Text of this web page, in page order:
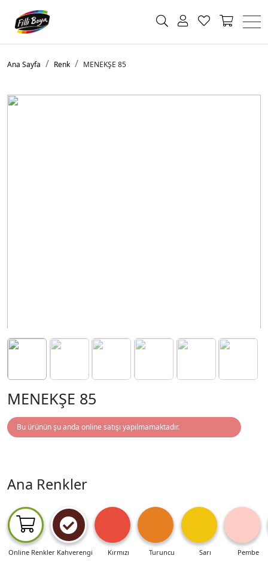
Ana Sayfa Renk MENEKŞE 85
MENEKŞE 85
Bu ürünün şu anda online satışı yapılmamaktadır.
Ana Renkler
Online Renkler Kahverengi Kırmızı Turuncu Sarı Pembe